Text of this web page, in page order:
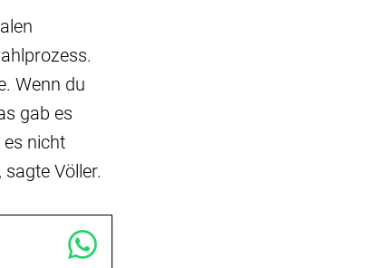
Wenn du
gab es
nicht
Völler.